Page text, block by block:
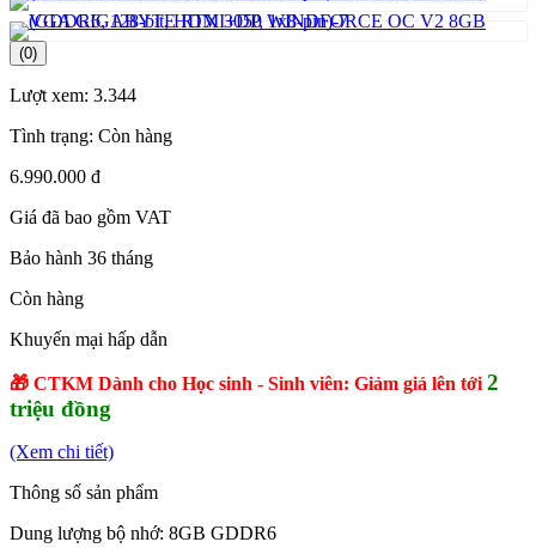
(0)
Lượt xem: 3.344
Tình trạng: Còn hàng
6.990.000 đ
Giá đã bao gồm VAT
Bảo hành 36 tháng
Còn hàng
Khuyến mại hấp dẫn
🎁 CTKM Dành cho Học sinh - Sinh viên: Giảm giá lên tới 2
triệu đồng
(Xem chi tiết)
Thông số sản phẩm
Dung lượng bộ nhớ: 8GB GDDR6